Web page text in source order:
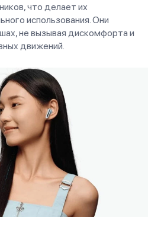
что делает их
использования. Они
не вызывая дискомфорта и
движений.